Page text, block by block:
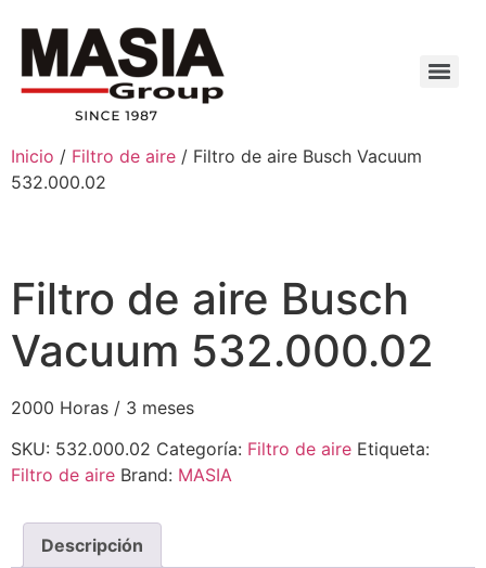
Inicio / Filtro de aire / Filtro de aire Busch Vacuum
532.000.02
Filtro de aire Busch
Vacuum 532.000.02
2000 Horas / 3 meses
SKU: 532.000.02 Categoría: Filtro de aire Etiqueta:
Filtro de aire Brand: MASIA
Descripción